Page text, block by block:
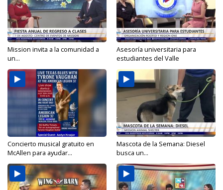
Mission invita a la comunidad a
un...
Asesoría universitaria para
estudiantes del Valle
Concierto musical gratuito en
McAllen para ayudar...
Mascota de la Semana: Diesel
busca un...